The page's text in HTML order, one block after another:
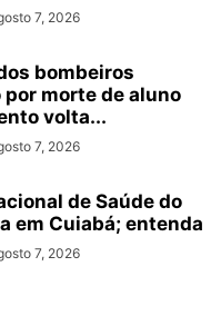
7, 2026
bombeiros
morte de aluno
volta...
7, 2026
de Saúde do
em Cuiabá; entenda
7, 2026